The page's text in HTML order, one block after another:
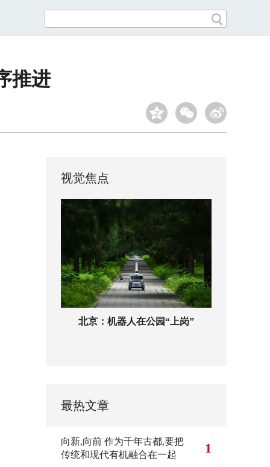
推进
视觉焦点
北京：机器人在公园“上岗”
最热文章
向新,向前 作为千年古都,要把
传统和现代有机融合在一起
1